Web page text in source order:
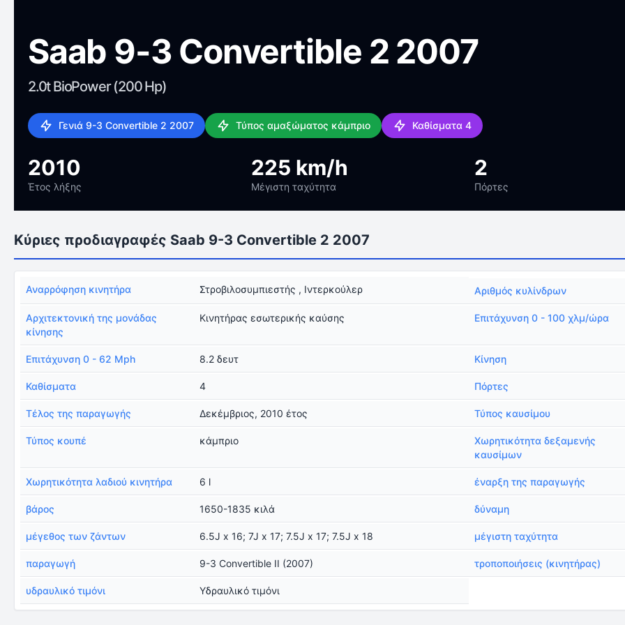
Saab 9-3 Convertible 2 2007
2.0t BioPower (200 Hp)
Γενιά 9-3 Convertible 2 2007 Τύπος αμαξώματος κάμπριο Καθίσματα 4
2010
Έτος λήξης
225 km/h
Μέγιστη ταχύτητα
2
Πόρτες
Κύριες προδιαγραφές Saab 9-3 Convertible 2 2007
Αναρρόφηση κινητήρα Στροβιλοσυμπιεστής , Ιντερκούλερ Αριθμός κυλίνδρων
Αρχιτεκτονική της μονάδας
κίνησης
Κινητήρας εσωτερικής καύσης Επιτάχυνση 0 - 100 χλμ/ώρα
Επιτάχυνση 0 - 62 Mph 8.2 δευτ Κίνηση
Καθίσματα 4 Πόρτες
Τέλος της παραγωγής Δεκέμβριος, 2010 έτος Τύπος καυσίμου
Τύπος κουπέ κάμπριο
Χωρητικότητα δεξαμενής
καυσίμων
Χωρητικότητα λαδιού κινητήρα 6 l έναρξη της παραγωγής
βάρος 1650-1835 κιλά δύναμη
μέγεθος των ζάντων 6.5J x 16; 7J x 17; 7.5J x 17; 7.5J x 18 μέγιστη ταχύτητα
παραγωγή 9-3 Convertible II (2007) τροποποιήσεις (κινητήρας)
υδραυλικό τιμόνι Υδραυλικό τιμόνι